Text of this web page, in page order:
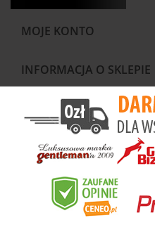
MOJE KONTO
INFORMACJA O SKLEPIE